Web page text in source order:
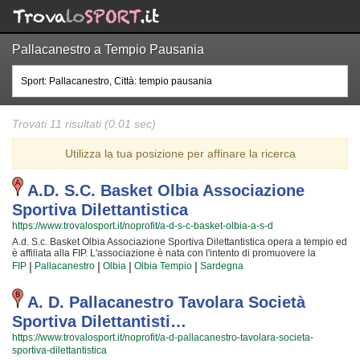
Pallacanestro a Tempio Pausania
Trovati 11 risultati (0.01 sec)
Utilizza la tua posizione per affinare la ricerca
A.d. S.c. Basket Olbia Associazione
Sportiva Dilettantistica
https://www.trovalosport.it/noprofit/a-d-s-c-basket-olbia-a-s-d
A.d. S.c. Basket Olbia Associazione Sportiva Dilettantistica opera a tempio ed
è affiliata alla FIP. L'associazione è nata con l'intento di promuovere la
pallacanestro offrendo corsi rivolti a bambini e ragazzi. A.d. S.c. Basket Olbia
Associazione Sportiva Dilettantistica è radicata nella comunità di tempio ha
educato generazioni di atleti, accompagnandoli in tutto il percorso di crescita
e di maturazione tipico degli sport di squadra. I loro istruttori di pallacanestro
sono tra i più esperti e qualificati della zona e sono sicuramente i più adatti a
sviluppare il talento dei bambini che iniziano a giocare e dei ragazzi che
vogliono raggiungere livelli di eccellenza. Per questo motivo A.d. S.c. Basket
Olbia Associazione Sportiva Dilettantistica sarà lieta di accogliere anche tuo
figlio all'interno dell'associazione, perché possa raggiungere il successo che
FIP | Pallacanestro | Olbia | Olbia Tempio | Sardegna
A. D. Pallacanestro Tavolara Società
Sportiva Dilettantisti…
https://www.trovalosport.it/noprofit/a-d-pallacanestro-tavolara-societa-
sportiva-dilettantistica